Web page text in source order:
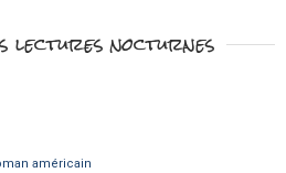
lectures nocturnes
américain